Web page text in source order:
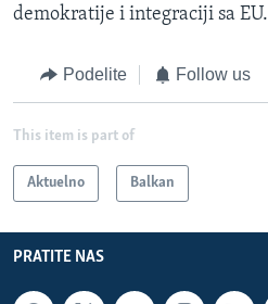
demokratije i integraciji sa EU.
Podelite Follow us
This item is part of
Aktuelno Balkan
PRATITE NAS